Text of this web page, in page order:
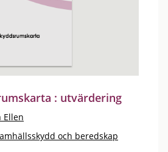
: utvärdering
Ellen
och beredskap